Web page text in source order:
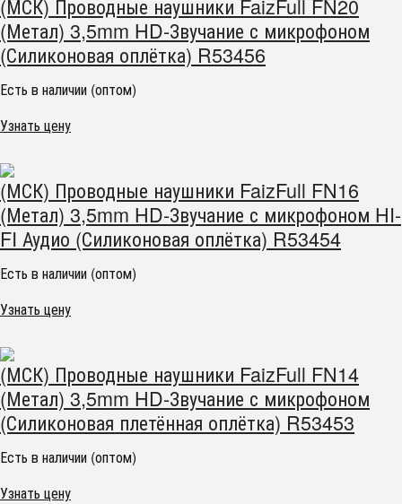
(МСК) Проводные наушники FaizFull FN20
(Метал) 3,5mm HD-Звучание с микрофоном
(Силиконовая оплётка) R53456
Есть в наличии (оптом)
Узнать цену
(МСК) Проводные наушники FaizFull FN16
(Метал) 3,5mm HD-Звучание с микрофоном HI-
FI Аудио (Силиконовая оплётка) R53454
Есть в наличии (оптом)
Узнать цену
(МСК) Проводные наушники FaizFull FN14
(Метал) 3,5mm HD-Звучание с микрофоном
(Силиконовая плетённая оплётка) R53453
Есть в наличии (оптом)
Узнать цену